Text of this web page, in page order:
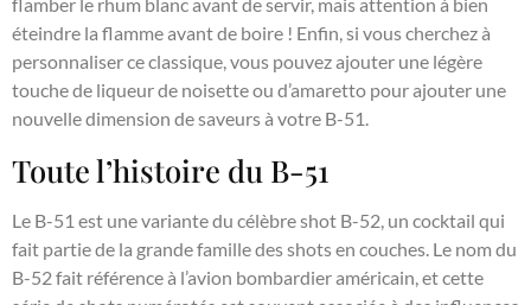
flamber le rhum blanc avant de servir, mais attention à bien
éteindre la flamme avant de boire ! Enfin, si vous cherchez à
personnaliser ce classique, vous pouvez ajouter une légère
touche de liqueur de noisette ou d’amaretto pour ajouter une
nouvelle dimension de saveurs à votre B-51.
Toute l’histoire du B-51
Le B-51 est une variante du célèbre shot B-52, un cocktail qui
fait partie de la grande famille des shots en couches. Le nom du
B-52 fait référence à l’avion bombardier américain, et cette